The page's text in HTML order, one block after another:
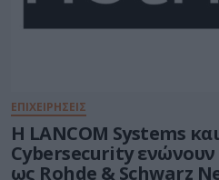
ΕΠΙΧΕΙΡΗΣΕΙΣ
Η LANCOM Systems
Cybersecurity ενώνουν
ως Rohde & Schwarz